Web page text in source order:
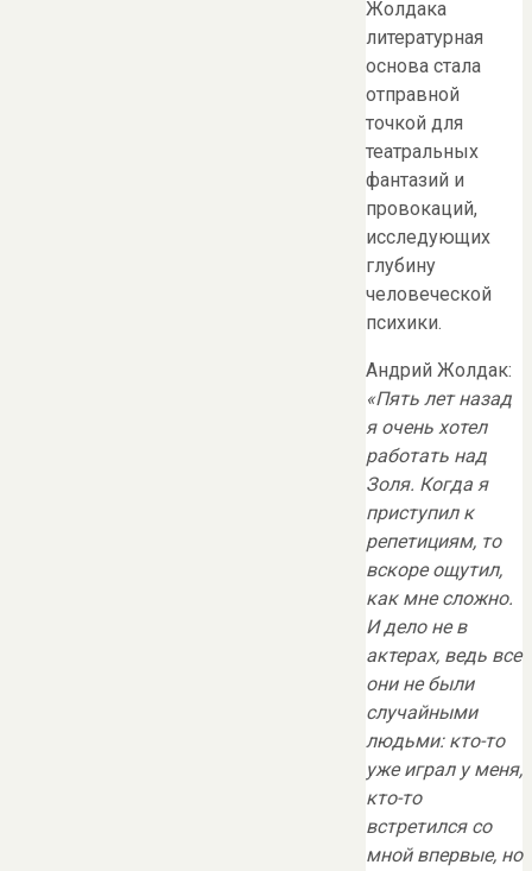
Жолдака
литературная
основа стала
отправной
точкой для
театральных
фантазий и
провокаций,
исследующих
глубину
человеческой
психики.
Андрий Жолдак:
«Пять лет назад
я очень хотел
работать над
Золя. Когда я
приступил к
репетициям, то
вскоре ощутил,
как мне сложно.
И дело не в
актерах, ведь все
они не были
случайными
людьми: кто-то
уже играл у меня,
кто-то
встретился со
мной впервые, но